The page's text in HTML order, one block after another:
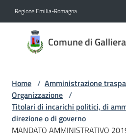
Regione Emilia-Romagna
Comune di Galliera
Comune
di
Amministrazione
Menu selezionato
Home / Amministrazione
Organizzazione /
Titolari di incarichi politici, di
direzione o di governo
MANDATO AMMINISTRATIVO